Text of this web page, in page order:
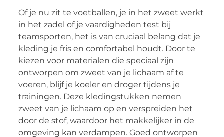
Of je nu zit te voetballen, je in het zweet werkt
in het zadel of je vaardigheden test bij
teamsporten, het is van cruciaal belang dat je
kleding je fris en comfortabel houdt. Door te
kiezen voor materialen die speciaal zijn
ontworpen om zweet van je lichaam af te
voeren, blijf je koeler en droger tijdens je
trainingen. Deze kledingstukken nemen
zweet van je lichaam op en verspreiden het
door de stof, waardoor het makkelijker in de
omgeving kan verdampen. Goed ontworpen